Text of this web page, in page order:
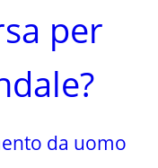
per
da uomo